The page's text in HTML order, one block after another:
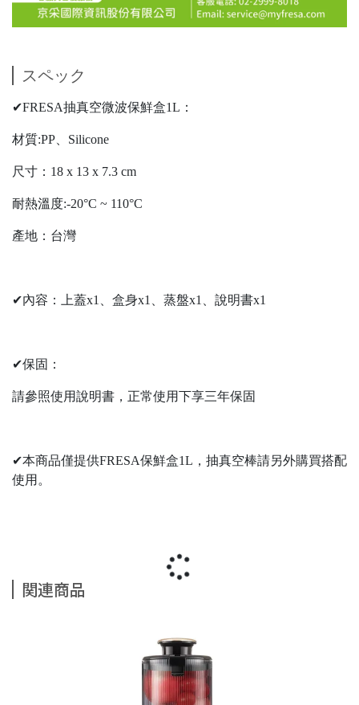
スペック
✔FRESA抽真空微波保鮮盒1L：
材質:PP、Silicone
尺寸：18 x 13 x 7.3 cm
耐熱溫度:-20°C ~ 110°C
產地：台灣
✔內容：上蓋x1、盒身x1、蒸盤x1、說明書x1
✔保固：
請參照使用說明書，正常使用下享三年保固
✔本商品僅提供FRESA保鮮盒1L，抽真空棒請另外購買搭配
使用。
関連商品